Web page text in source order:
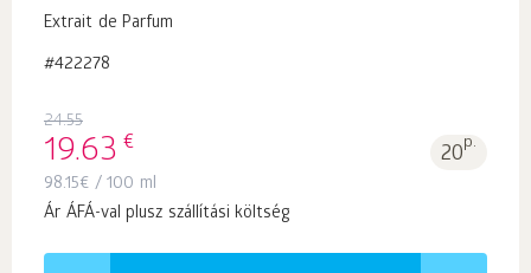
Extrait de Parfum
#422278
24.55
19.63 € 20p.
98.15€ / 100 ml
Ár ÁFÁ-val plusz szállítási költség